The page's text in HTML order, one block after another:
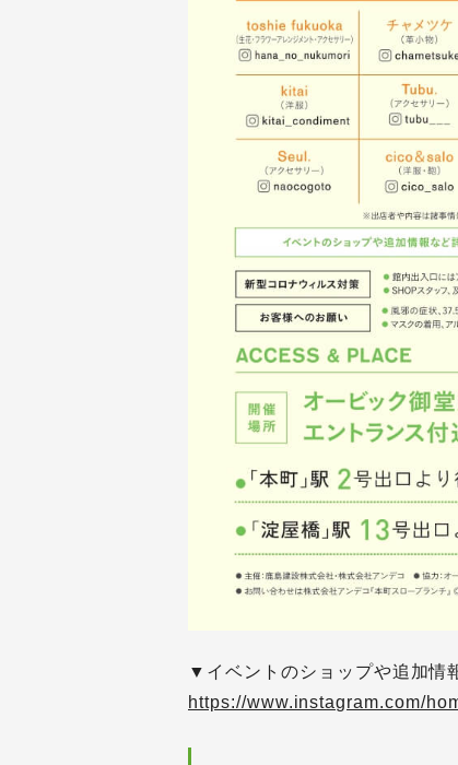
▼イベントのショップや追加情
https://www.instagram.com/